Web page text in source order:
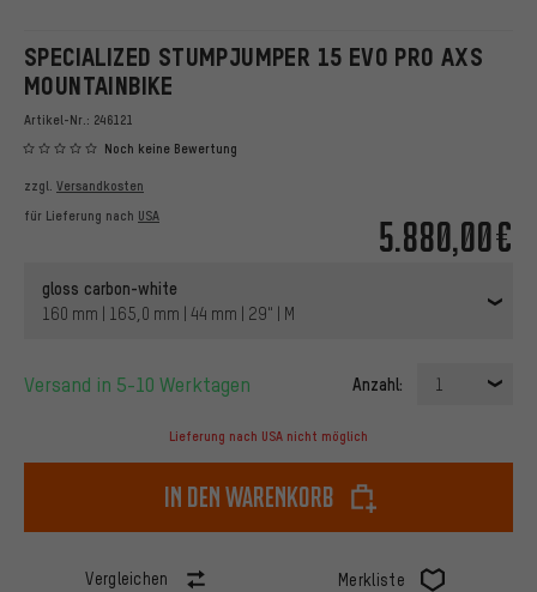
SPECIALIZED STUMPJUMPER 15 EVO PRO AXS
MOUNTAINBIKE
Artikel-Nr.: 246121
Noch keine Bewertung
5.880,00€
zzgl. Versandkosten
für Lieferung nach USA
gloss carbon-white
160 mm | 165,0 mm | 44 mm | 29" | M
Versand in 5-10 Werktagen Anzahl: 1
Lieferung nach USA nicht möglich
In den Warenkorb
Vergleichen Merkliste